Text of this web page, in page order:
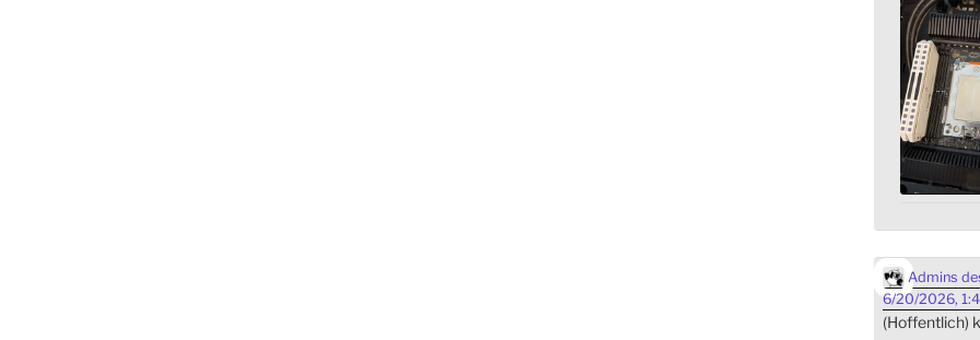
Admins
6/20/2026,
(Hoffentlich)